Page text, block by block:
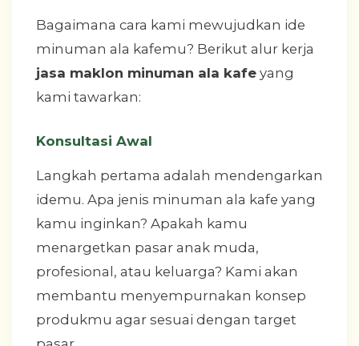
Bagaimana cara kami mewujudkan ide
minuman ala kafemu? Berikut alur kerja
jasa maklon minuman ala kafe yang
kami tawarkan:
Konsultasi Awal
Langkah pertama adalah mendengarkan
idemu. Apa jenis minuman ala kafe yang
kamu inginkan? Apakah kamu
menargetkan pasar anak muda,
profesional, atau keluarga? Kami akan
membantu menyempurnakan konsep
produkmu agar sesuai dengan target